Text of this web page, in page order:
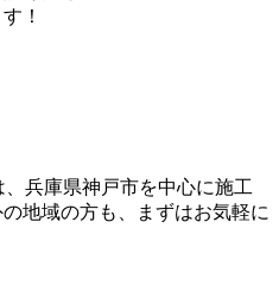
兵庫県神戸市を中心に施工
地域の方も、まずはお気軽に